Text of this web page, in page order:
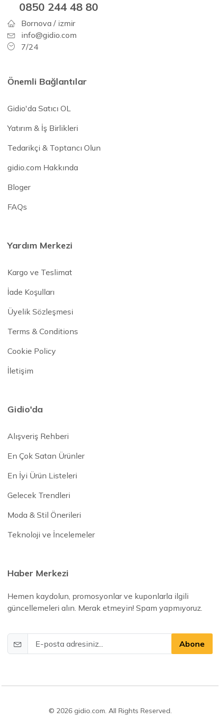
0850 244 48 80
Bornova / izmir
info@gidio.com
7/24
Önemli Bağlantılar
Gidio'da Satıcı OL
Yatırım & İş Birlikleri
Tedarikçi & Toptancı Olun
gidio.com Hakkında
Bloger
FAQs
Yardım Merkezi
Kargo ve Teslimat
İade Koşulları
Üyelik Sözleşmesi
Terms & Conditions
Cookie Policy
İletişim
Gidio'da
Alışveriş Rehberi
En Çok Satan Ürünler
En İyi Ürün Listeleri
Gelecek Trendleri
Moda & Stil Önerileri
Teknoloji ve İncelemeler
Haber Merkezi
Hemen kaydolun, promosyonlar ve kuponlarla ilgili
güncellemeleri alın. Merak etmeyin! Spam yapmıyoruz.
Abone
© 2026 gidio.com. All Rights Reserved.